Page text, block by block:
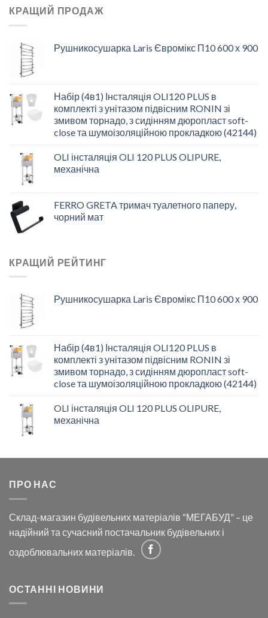
КРАЩИЙ ПРОДАЖ
Рушникосушарка Laris Євромікс П10 600 х 900
Набір (4в1) Інсталяція OLI120 PLUS в
комплекті з унітазом підвісним RONIN зі
змивом торнадо, з сидінням дюропласт soft-
close та шумоізоляційною прокладкою (42144)
OLI інсталяція OLI 120 PLUS OLIPURE,
механічна
FERRO GRETA тримач туалетного паперу,
чорний мат
КРАЩИЙ РЕЙТИНГ
Рушникосушарка Laris Євромікс П10 600 х 900
Набір (4в1) Інсталяція OLI120 PLUS в
комплекті з унітазом підвісним RONIN зі
змивом торнадо, з сидінням дюропласт soft-
close та шумоізоляційною прокладкою (42144)
OLI інсталяція OLI 120 PLUS OLIPURE,
механічна
ПРО НАС
Склад-магазин будівельних матеріалів “МЕГАБУД” – це
надійний та сучасний постачальник будівельних і
оздоблювальних матеріалів.
ОСТАННІ НОВИНИ